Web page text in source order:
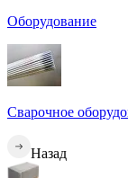
Оборудование
Сварочное
Назад